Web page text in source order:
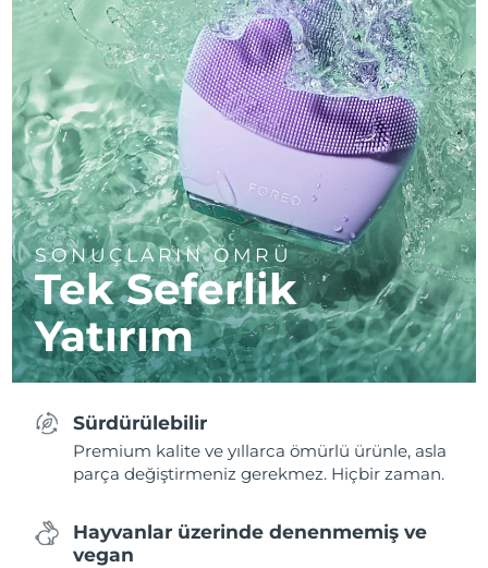
SONUÇLARIN ÖMRÜ
Tek Seferlik
Yatırım
Sürdürülebilir
Premium kalite ve yıllarca ömürlü ürünle, asla
parça değiştirmeniz gerekmez. Hiçbir zaman.
Hayvanlar üzerinde denenmemiş ve
vegan